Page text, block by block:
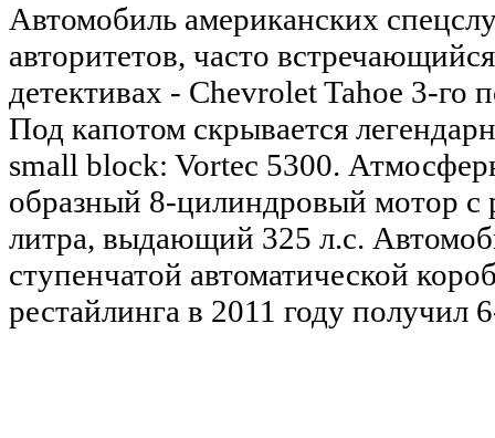
Автомобиль американских
авторитетов, часто
детективах - Chevrolet Tahoe 3-го
Под капотом скрывается
small block: Vortec 5300.
образный 8-цилиндровый мотор с
литра, выдающий 325 л.с.
ступенчатой автоматической
рестайлинга в 2011 году получил